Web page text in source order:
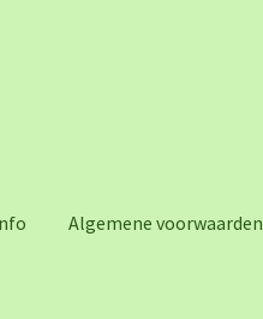
Algemene voorwaarden